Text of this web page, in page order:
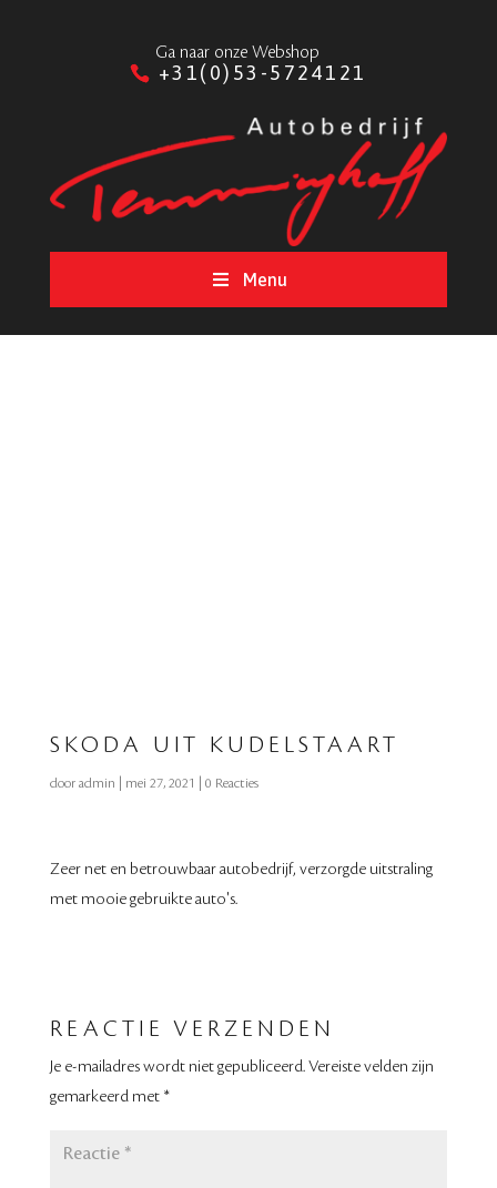
Ga naar onze Webshop
+31(0)53-5724121
Menu
SKODA UIT KUDELSTAART
door admin mei 27, 2021 0 Reacties
Zeer net en betrouwbaar autobedrijf, verzorgde uitstraling
met mooie gebruikte auto's.
REACTIE VERZENDEN
Je e-mailadres wordt niet gepubliceerd. Vereiste velden zijn
gemarkeerd met *